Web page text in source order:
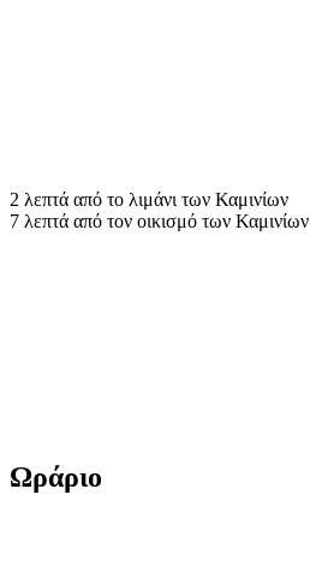
2 λεπτά από το λιμάνι των Καμινίων
7 λεπτά από τον οικισμό των Καμινίων
Ωράριο